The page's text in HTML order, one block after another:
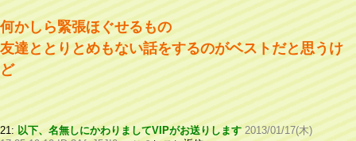
何かしら緊張ほぐせるもの
友達ととりとめもない話をするのがベストだと思うけ
ど
21: 以下、名無しにかわりましてVIPがお送りします 2013/01/17(木)